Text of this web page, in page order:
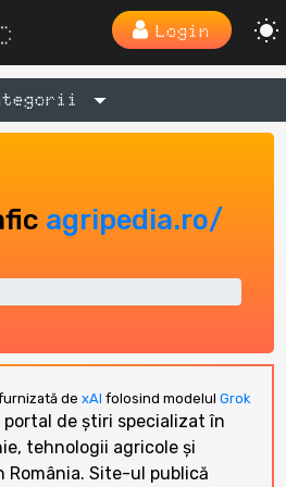
Login
agripedia.ro/
de xAI folosind modelul Grok
de știri specializat în
tehnologii agricole și
România. Site-ul publică